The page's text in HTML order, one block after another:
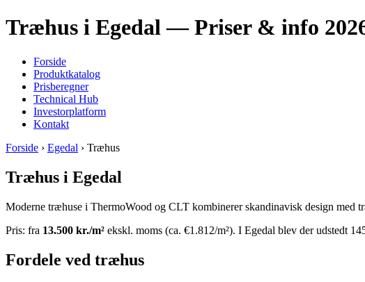
Træhus i Egedal — Priser & info
Forside
Produktkatalog
Prisberegner
Technical Hub
Investorplatform
Kontakt
Forside › Egedal › Træhus
Træhus i Egedal
Moderne træhuse i ThermoWood og CLT kombinerer skandinavisk design med
Pris: fra 13.500 kr./m² ekskl. moms (ca. €1.812/m²). I Egedal blev der udstedt
Fordele ved træhus